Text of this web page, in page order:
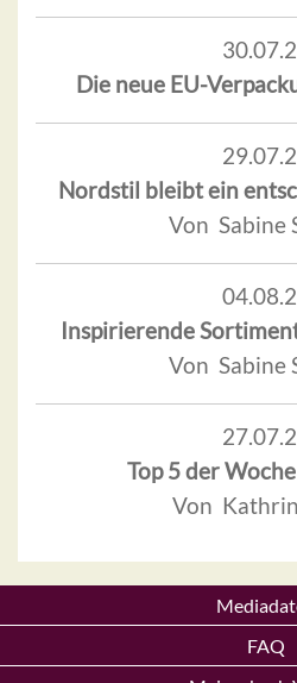
Die neue EU-
Nordstil bleibt ein
Von Sabine
Inspirierende
Von Sabine
Top 5 der
Von
FAQ